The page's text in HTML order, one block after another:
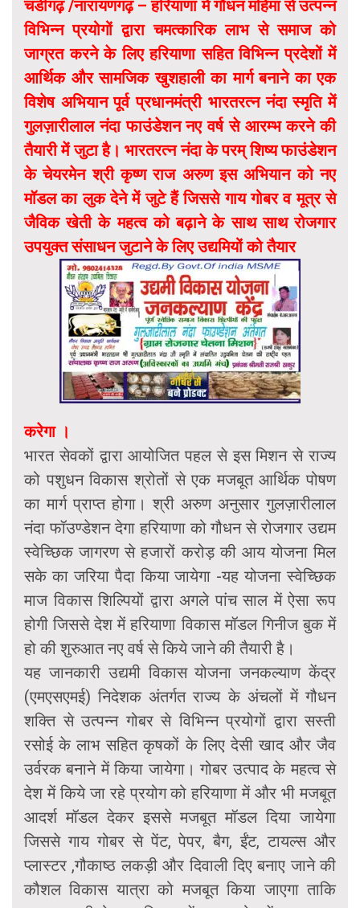
चंडीगढ़ /नारायणगढ़ – हरियाणा में गौधन महिमा से उत्पन्न
विभिन्न प्रयोगों द्वारा चमत्कारिक लाभ से समाज को
जाग्रत करने के लिए हरियाणा सहित विभिन्न प्रदेशों में
आर्थिक और सामजिक खुशहाली का मार्ग बनाने का एक
विशेष अभियान पूर्व प्रधानमंत्री भारतरत्न नंदा स्मृति में
गुलज़ारीलाल नंदा फाउंडेशन नए वर्ष से आरम्भ करने की
तैयारी में जुटा है। भारतरत्न नंदा के परम् शिष्य फाउंडेशन
के चेयरमेन श्री कृष्ण राज अरुण इस अभियान को नए
मॉडल का लुक देने में जुटे हैं जिससे गाय गोबर व मूत्र से
जैविक खेती के महत्व को बढ़ाने के साथ साथ रोजगार
उपयुक्त संसाधन जुटाने के लिए उद्यमियों को तैयार
करेगा ।
भारत सेवकों द्वारा आयोजित पहल से इस मिशन से राज्य
को पशुधन विकास श्रोतों से एक मजबूत आर्थिक पोषण
का मार्ग प्राप्त होगा। श्री अरुण अनुसार गुलज़ारीलाल
नंदा फॉउण्डेशन देगा हरियाणा को गौधन से रोजगार उद्यम
स्वेच्छिक जागरण से हजारों करोड़ की आय योजना मिल
सके का जरिया पैदा किया जायेगा -यह योजना स्वेच्छिक
माज विकास शिल्पियों द्वारा अगले पांच साल में ऐसा रूप
होगी जिससे देश में हरियाणा विकास मॉडल गिनीज बुक में
हो की शुरुआत नए वर्ष से किये जाने की तैयारी है।
यह जानकारी उद्यमी विकास योजना जनकल्याण केंद्र
(एमएसएमई) निदेशक अंतर्गत राज्य के अंचलों में गौधन
शक्ति से उत्पन्न गोबर से विभिन्न प्रयोगों द्वारा सस्ती
रसोई के लाभ सहित कृषकों के लिए देसी खाद और जैव
उर्वरक बनाने में किया जायेगा। गोबर उत्पाद के महत्व से
देश में किये जा रहे प्रयोग को हरियाणा में और भी मजबूत
आदर्श मॉडल देकर इससे मजबूत मॉडल दिया जायेगा
जिससे गाय गोबर से पेंट, पेपर, बैग, ईंट, टायल्स और
प्लास्टर ,गौकाष्ठ लकड़ी और दिवाली दिए बनाए जाने की
कौशल विकास यात्रा को मजबूत किया जाएगा ताकि